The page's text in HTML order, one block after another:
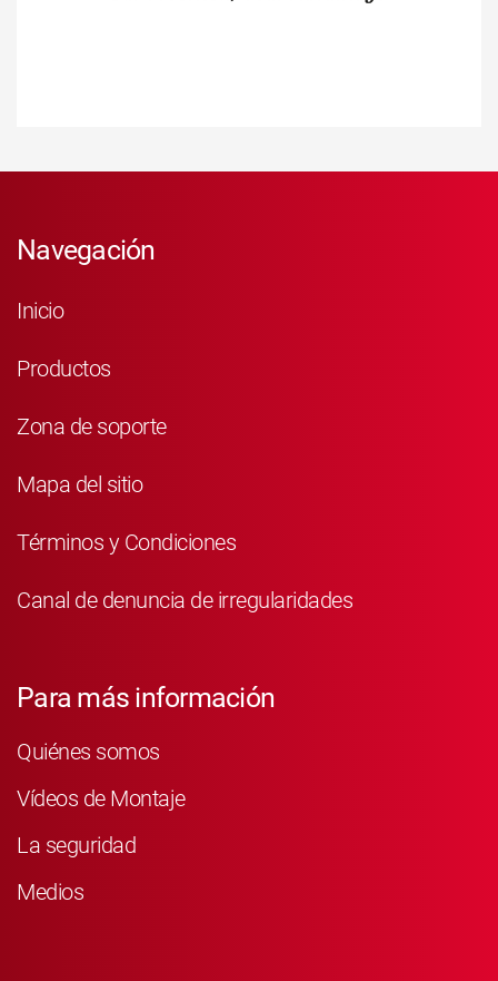
Navegación
Inicio
Productos
Zona de soporte
Mapa del sitio
Términos y Condiciones
Canal de denuncia de irregularidades
Para más información
Quiénes somos
Vídeos de Montaje
La seguridad
Medios